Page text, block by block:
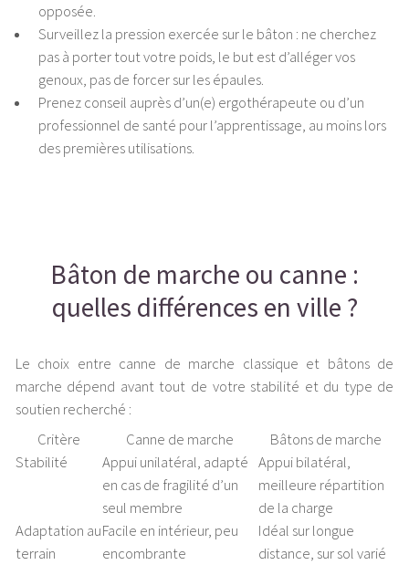
opposée.
Surveillez la pression exercée sur le bâton : ne cherchez
pas à porter tout votre poids, le but est d’alléger vos
genoux, pas de forcer sur les épaules.
Prenez conseil auprès d’un(e) ergothérapeute ou d’un
professionnel de santé pour l’apprentissage, au moins lors
des premières utilisations.
Bâton de marche ou canne :
quelles différences en ville ?
Le choix entre canne de marche classique et bâtons de
marche dépend avant tout de votre stabilité et du type de
soutien recherché :
Critère
Canne de marche
Bâtons de marche
Stabilité
Appui unilatéral, adapté
en cas de fragilité d’un
seul membre
Appui bilatéral,
meilleure répartition
de la charge
Adaptation au
terrain
Facile en intérieur, peu
encombrante
Idéal sur longue
distance, sur sol varié